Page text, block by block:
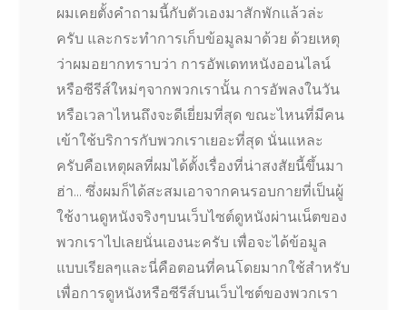
ผมเคยตั้งคำถามนี้กับตัวเองมาสักพักแล้วล่ะ
ครับ และกระทำการเก็บข้อมูลมาด้วย ด้วยเหตุ
ว่าผมอยากทราบว่า การอัพเดทหนังออนไลน์
หรือซีรีส์ใหม่ๆจากพวกเรานั้น การอัพลงในวัน
หรือเวลาไหนถึงจะดีเยี่ยมที่สุด ขณะไหนที่มีคน
เข้าใช้บริการกับพวกเราเยอะที่สุด นั่นแหละ
ครับคือเหตุผลที่ผมได้ตั้งเรื่องที่น่าสงสัยนี้ขึ้นมา
ฮ่า… ซึ่งผมก็ได้สะสมเอาจากคนรอบกายที่เป็นผู้
ใช้งานดูหนังจริงๆบนเว็บไซต์ดูหนังผ่านเน็ตของ
พวกเราไปเลยนั่นเองนะครับ เพื่อจะได้ข้อมูล
แบบเรียลๆและนี่คือตอนที่คนโดยมากใช้สำหรับ
เพื่อการดูหนังหรือซีรีส์บนเว็บไซต์ของพวกเรา